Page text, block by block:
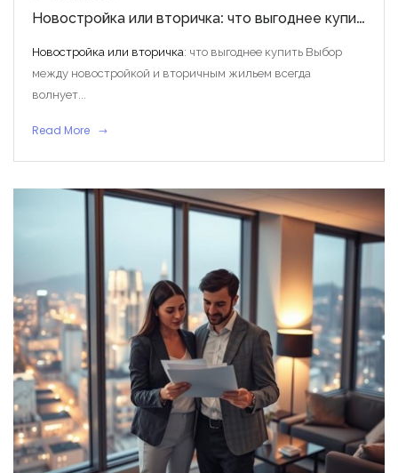
Новостройка или вторичка: что выгоднее купить
Новостройка или вторичка: что выгоднее купить Выбор
между новостройкой и вторичным жильем всегда
волнует...
Read More